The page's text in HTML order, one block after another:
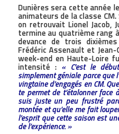
Dunières sera cette année
animateurs de la classe
on retrouvait Lionel Jacob,
termine au quatrième rang
devance de trois
Frédéric Assenault et
week-end en Haute-Loire
intensité : « C’est le
simplement géniale parce que
vingtaine d’engagés en CM.
te permet de t’étalonner face
suis juste un peu frustré
montée et qu’elle me fait
l’esprit que cette saison est
de l’expérience. »